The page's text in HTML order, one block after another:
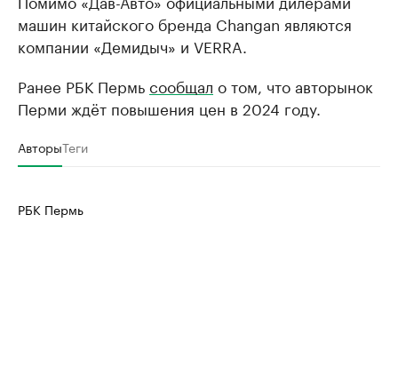
машин китайского бренда Changan являются
компании «Демидыч» и VERRA.
Ранее РБК Пермьсообщал о том, что авторынок
Перми ждёт повышения цен в 2024 году.
АвторыТеги
РБК Пермь